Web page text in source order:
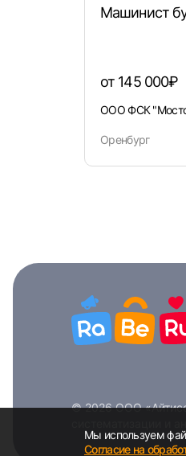
Машинист
от 145 000₽
ООО ФСК
Оренбург
Мы используем
Согласие на
© 2026 ООО